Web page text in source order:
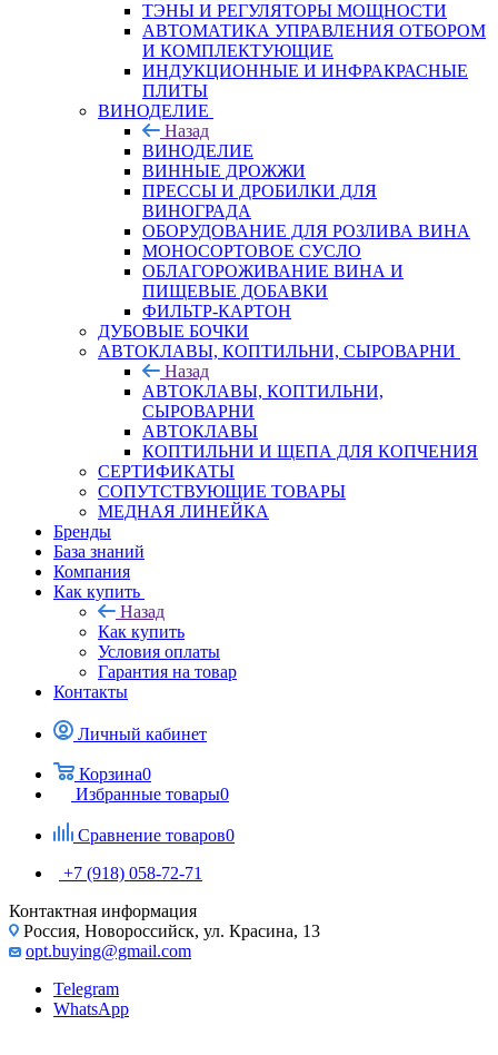
ТЭНЫ И РЕГУЛЯТОРЫ МОЩНОСТИ
АВТОМАТИКА УПРАВЛЕНИЯ ОТБОРОМ
И КОМПЛЕКТУЮЩИЕ
ИНДУКЦИОННЫЕ И ИНФРАКРАСНЫЕ
ПЛИТЫ
ВИНОДЕЛИЕ
Назад
ВИНОДЕЛИЕ
ВИННЫЕ ДРОЖЖИ
ПРЕССЫ И ДРОБИЛКИ ДЛЯ
ВИНОГРАДА
ОБОРУДОВАНИЕ ДЛЯ РОЗЛИВА ВИНА
МОНОСОРТОВОЕ СУСЛО
ОБЛАГОРОЖИВАНИЕ ВИНА И
ПИЩЕВЫЕ ДОБАВКИ
ФИЛЬТР-КАРТОН
ДУБОВЫЕ БОЧКИ
АВТОКЛАВЫ, КОПТИЛЬНИ, СЫРОВАРНИ
Назад
АВТОКЛАВЫ, КОПТИЛЬНИ,
СЫРОВАРНИ
АВТОКЛАВЫ
КОПТИЛЬНИ И ЩЕПА ДЛЯ КОПЧЕНИЯ
СЕРТИФИКАТЫ
СОПУТСТВУЮЩИЕ ТОВАРЫ
МЕДНАЯ ЛИНЕЙКА
Бренды
База знаний
Компания
Как купить
Назад
Как купить
Условия оплаты
Гарантия на товар
Контакты
Личный кабинет
Корзина0
Избранные товары0
Сравнение товаров0
+7 (918) 058-72-71
Контактная информация
Россия, Новороссийск, ул. Красина, 13
opt.buying@gmail.com
Telegram
WhatsApp